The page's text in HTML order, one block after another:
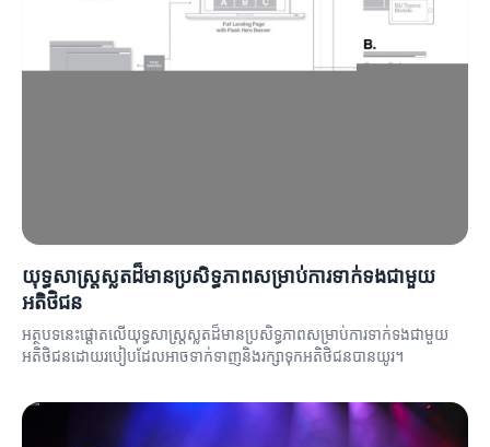
យុទ្ធសាស្ត្រស្លតដ៏មានប្រសិទ្ធភាពសម្រាប់ការទាក់ទងជាមួយ
អតិថិជន
អត្ថបទនេះផ្តោតលើយុទ្ធសាស្ត្រស្លតដ៏មានប្រសិទ្ធភាពសម្រាប់ការទាក់ទងជាមួយ
អតិថិជនដោយរបៀបដែលអាចទាក់ទាញនិងរក្សាទុកអតិថិជនបានយូរ។